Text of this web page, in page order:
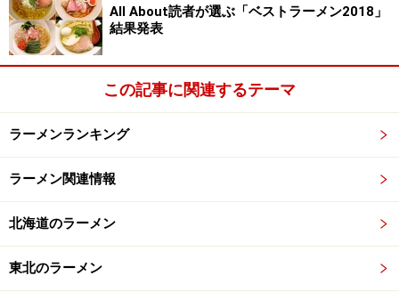
さて、こうまで似ている二店の関係は、次のページ
で・・・。
※メニューや料金などのデータは、取材時または記事公開時点で
All About読者が選ぶ「ベストラーメン2018」
結果発表
この記事に関連するテーマ
ラーメンランキング
ラーメン関連情報
北海道のラーメン
東北のラーメン